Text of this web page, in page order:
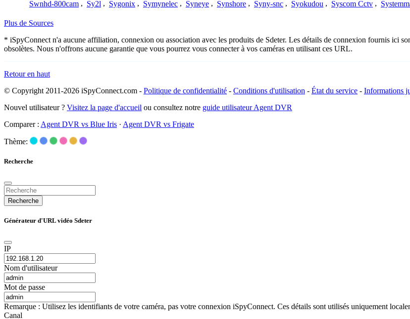
Swnhd-800cam , Sy2l , Sygonix , Symynelec , Syneye , Synshore , Syny-snc , Syokudou , Syscom Cctv ,
Plus de Sources
* iSpyConnect n'a aucune affiliation, connexion ou association avec les produits de Sdeter. Les détails de connexion fournis ici
obsolètes. Nous n'offrons aucune garantie que vous pourrez vous connecter à vos caméras en utilisant ces URL.
Retour en haut
© Copyright 2011-2026 iSpyConnect.com - Politique de confidentialité - Conditions d'utilisation - État du service - Informations
Nouvel utilisateur ? Visitez la page d'accueil ou consultez notre guide utilisateur Agent DVR
Comparer : Agent DVR vs Blue Iris · Agent DVR vs Frigate
Thème:
Recherche
Recherche
Générateur d'URL vidéo Sdeter
IP
Nom d'utilisateur
Mot de passe
Remarque : Utilisez les identifiants de votre caméra, pas votre connexion iSpyConnect. Ces détails sont utilisés uniquement
Canal